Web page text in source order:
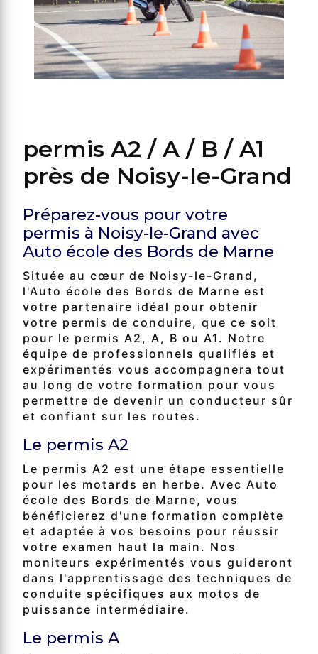
permis A2 / A / B / A1
près de Noisy-le-Grand
Préparez-vous pour votre
permis à Noisy-le-Grand avec
Auto école des Bords de Marne
Située au cœur de Noisy-le-Grand,
l'Auto école des Bords de Marne est
votre partenaire idéal pour obtenir
votre permis de conduire, que ce soit
pour le permis A2, A, B ou A1. Notre
équipe de professionnels qualifiés et
expérimentés vous accompagnera tout
au long de votre formation pour vous
permettre de devenir un conducteur sûr
et confiant sur les routes.
Le permis A2
Le permis A2 est une étape essentielle
pour les motards en herbe. Avec Auto
école des Bords de Marne, vous
bénéficierez d'une formation complète
et adaptée à vos besoins pour réussir
votre examen haut la main. Nos
moniteurs expérimentés vous guideront
dans l'apprentissage des techniques de
conduite spécifiques aux motos de
puissance intermédiaire.
Le permis A